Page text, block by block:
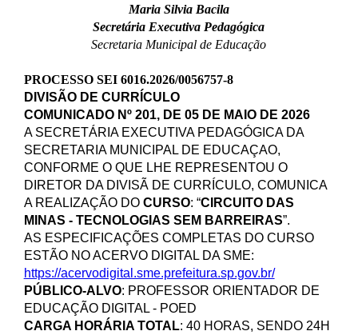
Maria Silvia Bacila
Secretária Executiva Pedagógica
Secretaria Municipal de Educação
PROCESSO SEI 6016.2026/0056757-8
DIVISÃO DE CURRÍCULO
COMUNICADO Nº 201, DE 05 DE MAIO DE 2026
A SECRETÁRIA EXECUTIVA PEDAGÓGICA DA
SECRETARIA MUNICIPAL DE EDUCAÇAO,
CONFORME O QUE LHE REPRESENTOU O
DIRETOR DA DIVISÃ DE CURRÍCULO, COMUNICA
A REALIZAÇÃO DO CURSO: “CIRCUITO DAS
MINAS - TECNOLOGIAS SEM BARREIRAS”.
AS ESPECIFICAÇÕES COMPLETAS DO CURSO
ESTÃO NO ACERVO DIGITAL DA SME:
https://acervodigital.sme.prefeitura.sp.gov.br/
PÚBLICO-ALVO: PROFESSOR ORIENTADOR DE
EDUCAÇÃO DIGITAL - POED
CARGA HORÁRIA TOTAL: 40 HORAS, SENDO 24H